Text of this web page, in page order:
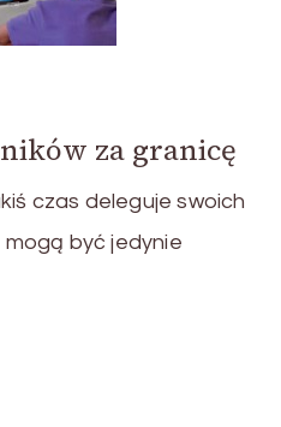
za granicę
czas deleguje swoich
być jedynie